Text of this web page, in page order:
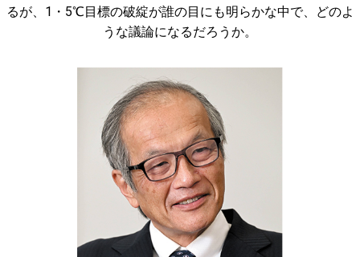
るが、1・5℃目標の破綻が誰の目にも明らかな中で、どのよ
うな議論になるだろうか。